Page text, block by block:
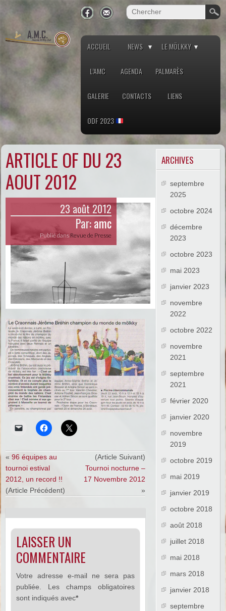
ACCUEIL NEWS LE MÖLKKY
L’AMC AGENDA PALMARÈS
GALERIE CONTACTS LIENS
ODF 2023
ARTICLE OF DU 23
AOUT 2012
23 août 2012
Par:amc
Publié dans Revue de Presse
«96 équipes au
tournoi estival
2012, un record !!
(Article Précédent)
(Article Suivant)
Tournoi nocturne –
17 Novembre 2012
»
LAISSER UN
COMMENTAIRE
Votre adresse e-mail ne sera pas
publiée.
Les champs obligatoires
sont indiqués avec*
ARCHIVES
septembre
2025
octobre 2024
décembre
2023
octobre 2023
mai 2023
janvier 2023
novembre
2022
octobre 2022
novembre
2021
septembre
2021
février 2020
janvier 2020
novembre
2019
octobre 2019
mai 2019
janvier 2019
octobre 2018
août 2018
juillet 2018
mai 2018
mars 2018
janvier 2018
septembre